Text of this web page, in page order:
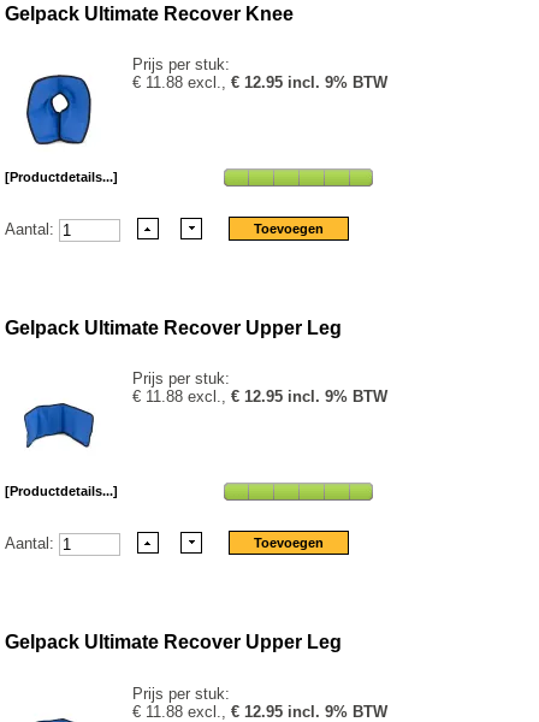
Gelpack Ultimate Recover Knee
Prijs per stuk:
€ 11.88 excl.,€ 12.95 incl. 9% BTW
[Productdetails...]
Aantal:
Gelpack Ultimate Recover Upper Leg
Prijs per stuk:
€ 11.88 excl.,€ 12.95 incl. 9% BTW
[Productdetails...]
Aantal:
Gelpack Ultimate Recover Upper Leg
Prijs per stuk:
€ 11.88 excl.,€ 12.95 incl. 9% BTW